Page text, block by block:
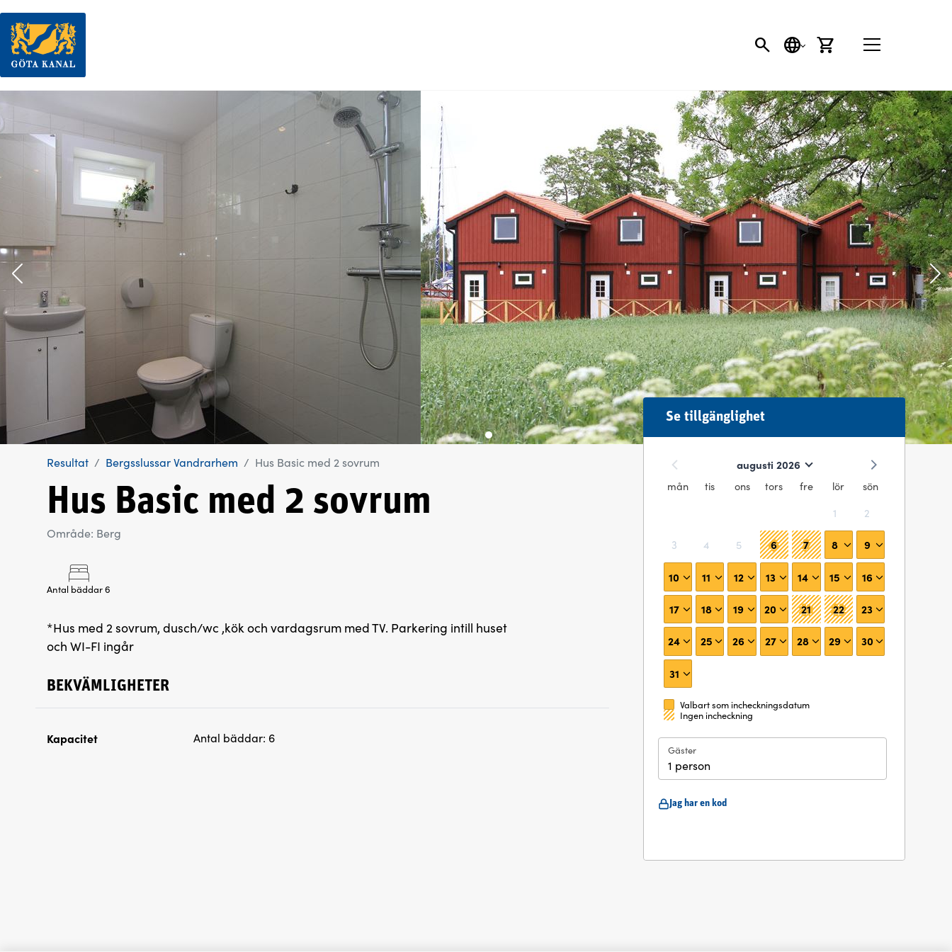
SÖKSPRÅKVARUKORG
Resultat Bergsslussar Vandrarhem Hus Basic med 2 sovrum
Hus Basic med 2 sovrum
Område: Berg
Antal bäddar 6
*Hus med 2 sovrum, dusch/wc ,kök och vardagsrum med TV. Parkering intill huset
och WI-FI ingår
BEKVÄMLIGHETER
Kapacitet Antal bäddar: 6
Se tillgänglighet
augusti 2026
mån tis ons tors fre lör
sön
1
2
3 4 5 6 7 8 9
10 11 12 13 14 15 16
17 18 19 20 21 22 23
24 25 26 27 28 29 30
31
Valbart som incheckningsdatum
Ingen incheckning
Gäster
1 person
Jag har en kod